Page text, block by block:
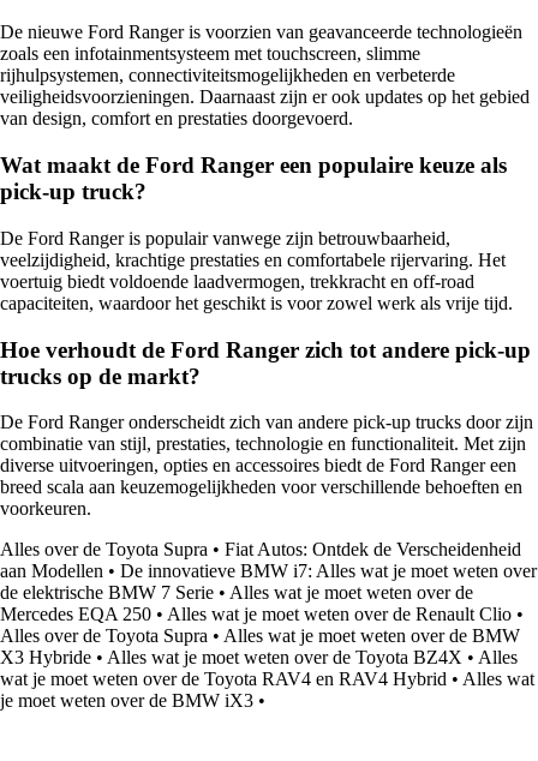
De nieuwe Ford Ranger is voorzien van geavanceerde technologieën
zoals een infotainmentsysteem met touchscreen, slimme
rijhulpsystemen, connectiviteitsmogelijkheden en verbeterde
veiligheidsvoorzieningen. Daarnaast zijn er ook updates op het gebied
van design, comfort en prestaties doorgevoerd.
Wat maakt de Ford Ranger een populaire keuze als
pick-up truck?
De Ford Ranger is populair vanwege zijn betrouwbaarheid,
veelzijdigheid, krachtige prestaties en comfortabele rijervaring. Het
voertuig biedt voldoende laadvermogen, trekkracht en off-road
capaciteiten, waardoor het geschikt is voor zowel werk als vrije tijd.
Hoe verhoudt de Ford Ranger zich tot andere pick-up
trucks op de markt?
De Ford Ranger onderscheidt zich van andere pick-up trucks door zijn
combinatie van stijl, prestaties, technologie en functionaliteit. Met zijn
diverse uitvoeringen, opties en accessoires biedt de Ford Ranger een
breed scala aan keuzemogelijkheden voor verschillende behoeften en
voorkeuren.
Alles over de Toyota Supra • Fiat Autos: Ontdek de Verscheidenheid
aan Modellen • De innovatieve BMW i7: Alles wat je moet weten over
de elektrische BMW 7 Serie • Alles wat je moet weten over de
Mercedes EQA 250 • Alles wat je moet weten over de Renault Clio •
Alles over de Toyota Supra • Alles wat je moet weten over de BMW
X3 Hybride • Alles wat je moet weten over de Toyota BZ4X • Alles
wat je moet weten over de Toyota RAV4 en RAV4 Hybrid • Alles wat
je moet weten over de BMW iX3 •